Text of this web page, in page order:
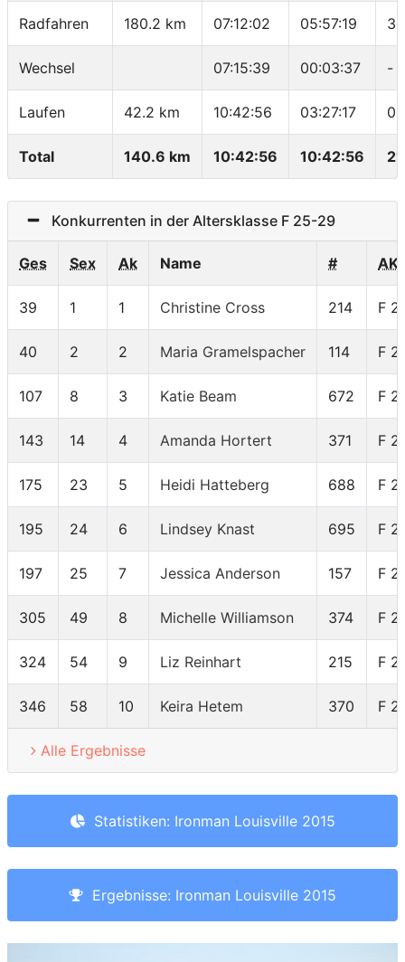
Radfahren 180.2 km 07:12:02 05:57:19
Wechsel 07:15:39 00:03:37 -
Laufen 42.2 km 10:42:56 03:27:17
Total 140.6 km 10:42:56 10:42:56
Konkurrenten in der Altersklasse F 25-29
Ges Sex Ak Name # AK
39 1 1 Christine Cross 214 F
40 2 2 Maria Gramelspacher 114 F
107 8 3 Katie Beam 672 F
143 14 4 Amanda Hortert 371 F
175 23 5 Heidi Hatteberg 688 F
195 24 6 Lindsey Knast 695 F
197 25 7 Jessica Anderson 157 F
305 49 8 Michelle Williamson 374 F
324 54 9 Liz Reinhart 215 F
346 58 10 Keira Hetem 370 F
Alle Ergebnisse
Statistiken: Ironman Louisville 2015
Ergebnisse: Ironman Louisville 2015